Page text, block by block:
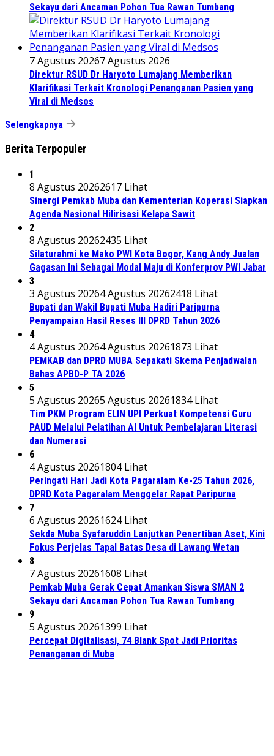
Sekayu dari Ancaman Pohon Tua Rawan Tumbang
7 Agustus 20267 Agustus 2026
Direktur RSUD Dr Haryoto Lumajang Memberikan
Klarifikasi Terkait Kronologi Penanganan Pasien yang
Viral di Medsos
Selengkapnya
Berita Terpopuler
1
8 Agustus 20262617 Lihat
Sinergi Pemkab Muba dan Kementerian Koperasi Siapkan
Agenda Nasional Hilirisasi Kelapa Sawit
2
8 Agustus 20262435 Lihat
Silaturahmi ke Mako PWI Kota Bogor, Kang Andy Jualan
Gagasan Ini Sebagai Modal Maju di Konferprov PWI Jabar
3
3 Agustus 20264 Agustus 20262418 Lihat
Bupati dan Wakil Bupati Muba Hadiri Paripurna
Penyampaian Hasil Reses III DPRD Tahun 2026
4
4 Agustus 20264 Agustus 20261873 Lihat
PEMKAB dan DPRD MUBA Sepakati Skema Penjadwalan
Bahas APBD-P TA 2026
5
5 Agustus 20265 Agustus 20261834 Lihat
Tim PKM Program ELIN UPI Perkuat Kompetensi Guru
PAUD Melalui Pelatihan AI Untuk Pembelajaran Literasi
dan Numerasi
6
4 Agustus 20261804 Lihat
Peringati Hari Jadi Kota Pagaralam Ke-25 Tahun 2026,
DPRD Kota Pagaralam Menggelar Rapat Paripurna
7
6 Agustus 20261624 Lihat
Sekda Muba Syafaruddin Lanjutkan Penertiban Aset, Kini
Fokus Perjelas Tapal Batas Desa di Lawang Wetan
8
7 Agustus 20261608 Lihat
Pemkab Muba Gerak Cepat Amankan Siswa SMAN 2
Sekayu dari Ancaman Pohon Tua Rawan Tumbang
9
5 Agustus 20261399 Lihat
Percepat Digitalisasi, 74 Blank Spot Jadi Prioritas
Penanganan di Muba